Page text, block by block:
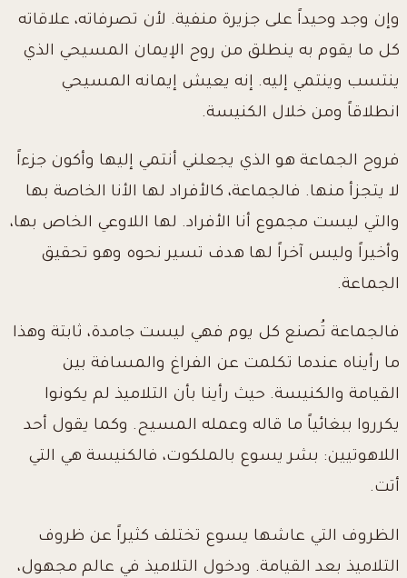
وإن وجد وحيداً على جزيرة منفية. لأن تصرفاته، علاقاته
كل ما يقوم به ينطلق من روح الإيمان المسيحي الذي
ينتسب وينتمي إليه. إنه يعيش إيمانه المسيحي
انطلاقاً ومن خلال الكنيسة.
فروح الجماعة هو الذي يجعلني أنتمي إليها وأكون جزءاً
لا يتجزأ منها. فالجماعة، كالأفراد لها الأنا الخاصة بها
والتي ليست مجموع أنا الأفراد. لها اللاوعي الخاص بها،
وأخيراً وليس آخراً لها هدف تسير نحوه وهو تحقيق
الجماعة.
فالجماعة تُصنع كل يوم فهي ليست جامدة، ثابتة وهذا
ما رأيناه عندما تكلمت عن الفراغ والمسافة بين
القيامة والكنيسة. حيث رأينا بأن التلاميذ لم يكونوا
يكرروا ببغائياً ما قاله وعمله المسيح. وكما يقول أحد
اللاهوتيين: بشر يسوع بالملكوت، فالكنيسة هي التي
أتت.
الظروف التي عاشها يسوع تختلف كثيراً عن ظروف
التلاميذ بعد القيامة. ودخول التلاميذ في عالم مجهول،